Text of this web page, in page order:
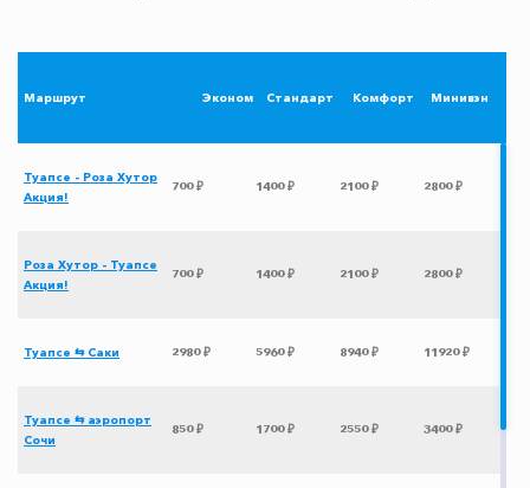
Маршрут Эконом Стандарт Комфорт Минивэн
Туапсе - Роза Хутор
Акция!
700 ₽ 1400 ₽ 2100 ₽ 2800 ₽
Роза Хутор - Туапсе
Акция!
700 ₽ 1400 ₽ 2100 ₽ 2800 ₽
Туапсе ⇆ Саки 2980 ₽ 5960 ₽ 8940 ₽ 11920 ₽
Туапсе ⇆ аэропорт
Сочи
850 ₽ 1700 ₽ 2550 ₽ 3400 ₽